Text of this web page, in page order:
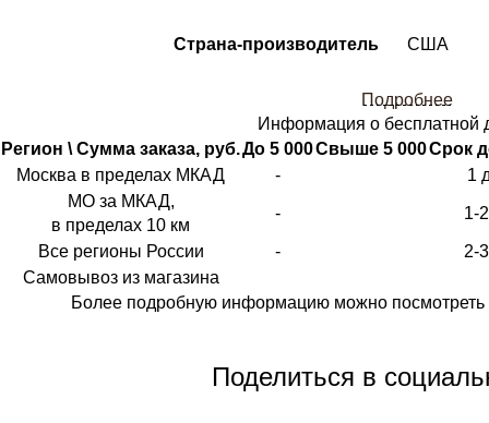
Страна-производитель США
Подробнее
Информация о бесплатной
Регион \ Сумма заказа, руб.До 5 000Свыше 5 000Срок
Москва в пределах МКАД
-
1
МО за МКАД,
в пределах 10 км
- 1-
Все регионы России -
2-
Самовывоз из магазина
Более подробную информацию можно посмотреть
Поделиться в